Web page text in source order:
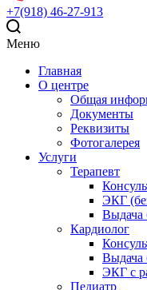
+7(918) 46-27-913
Меню
Главная
О центре
Общая
Документы
Реквизиты
Фотогалерея
Услуги
Терапевт
ЭКГ
Выдача
Кардиолог
Выдача
ЭКГ с
Педиатр